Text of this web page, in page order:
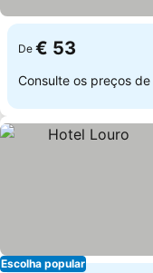
De € 53
Consulte os preços de
Escolha popular